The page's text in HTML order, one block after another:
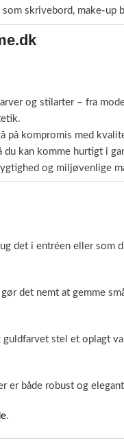
skrivebord, make-up
og stilarter – fra
på kompromis med
kan komme hurtigt i
og miljøvenlige
det i entréen eller som
det nemt at gemme
stel et oplagt
er både robust og
.